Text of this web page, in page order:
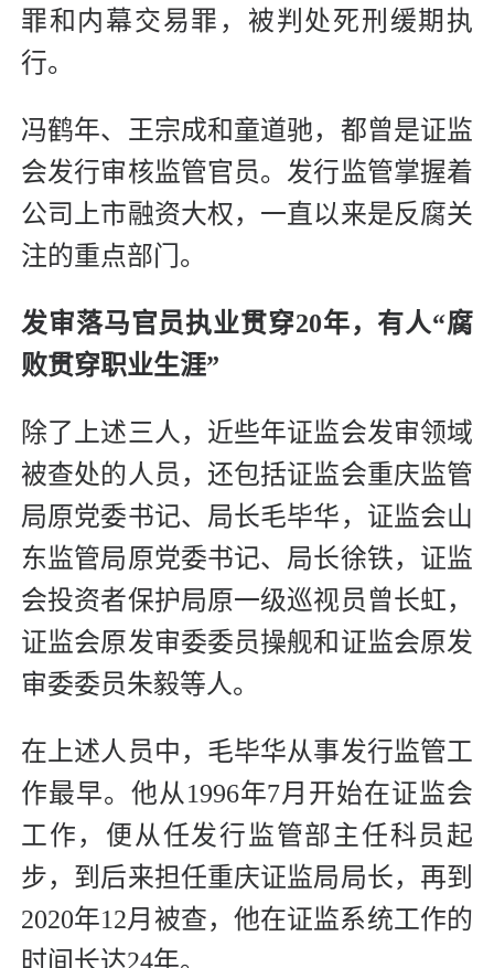
罪和内幕交易罪，被判处死刑缓期执
行。
冯鹤年、王宗成和童道驰，都曾是证监
会发行审核监管官员。发行监管掌握着
公司上市融资大权，一直以来是反腐关
注的重点部门。
发审落马官员执业贯穿20年，有人“腐
败贯穿职业生涯”
除了上述三人，近些年证监会发审领域
被查处的人员，还包括证监会重庆监管
局原党委书记、局长毛毕华，证监会山
东监管局原党委书记、局长徐铁，证监
会投资者保护局原一级巡视员曾长虹，
证监会原发审委委员操舰和证监会原发
审委委员朱毅等人。
在上述人员中，毛毕华从事发行监管工
作最早。他从1996年7月开始在证监会
工作，便从任发行监管部主任科员起
步，到后来担任重庆证监局局长，再到
2020年12月被查，他在证监系统工作的
时间长达24年。